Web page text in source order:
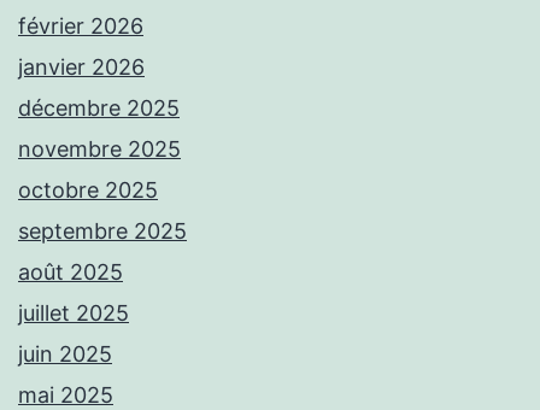
février 2026
janvier 2026
décembre 2025
novembre 2025
octobre 2025
septembre 2025
août 2025
juillet 2025
juin 2025
mai 2025